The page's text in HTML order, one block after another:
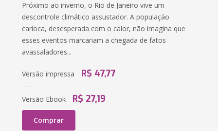
Próximo ao inverno, o Rio de Janeiro vive um
descontrole climático assustador. A população
carioca, desesperada com o calor, não imagina que
esses eventos marcariam a chegada de fatos
avassaladores...
Versão impressa R$ 47,77
Versão Ebook R$ 27,19
Comprar